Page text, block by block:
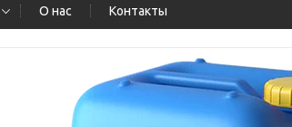
О нас Контакты